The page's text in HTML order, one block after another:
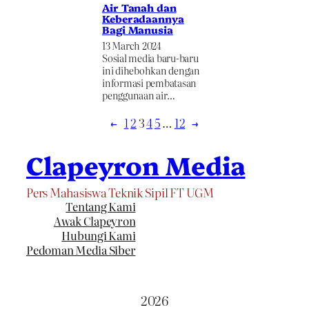
Air Tanah dan
Keberadaannya
Bagi Manusia
13 March 2024
Sosial media baru-baru
ini dihebohkan dengan
informasi pembatasan
penggunaan air…
← 12 345… 12 →
Clapeyron Media
Pers Mahasiswa Teknik Sipil FT UGM
Tentang Kami
Awak Clapeyron
Hubungi Kami
Pedoman Media Siber
2026